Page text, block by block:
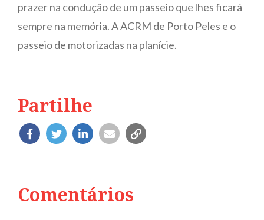
prazer na condução de um passeio que lhes ficará
sempre na memória. A ACRM de Porto Peles e o
passeio de motorizadas na planície.
Partilhe
Comentários